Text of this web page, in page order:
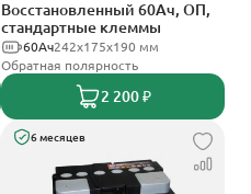
Восстановленный 60Ач, ОП,
стандартные клеммы
242х175х190 мм
60Ач
Обратная полярность
2 200 ₽
6 месяцев